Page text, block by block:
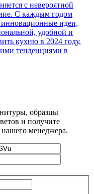
с невероятной
С каждым годом
идеи,
удобной и
кухню в 2024 году,
тенденциями в
образцы
и получите
менеджера.